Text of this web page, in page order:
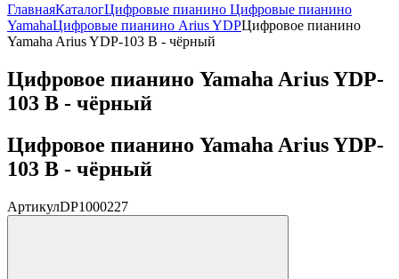
ГлавнаяКаталогЦифровые пианино Цифровые пианино
YamahaЦифровые пианино Arius YDPЦифровое пианино
Yamaha Arius YDP-103 B - чёрный
Цифровое пианино Yamaha Arius YDP-
103 B - чёрный
Цифровое пианино Yamaha Arius YDP-
103 B - чёрный
АртикулDP1000227